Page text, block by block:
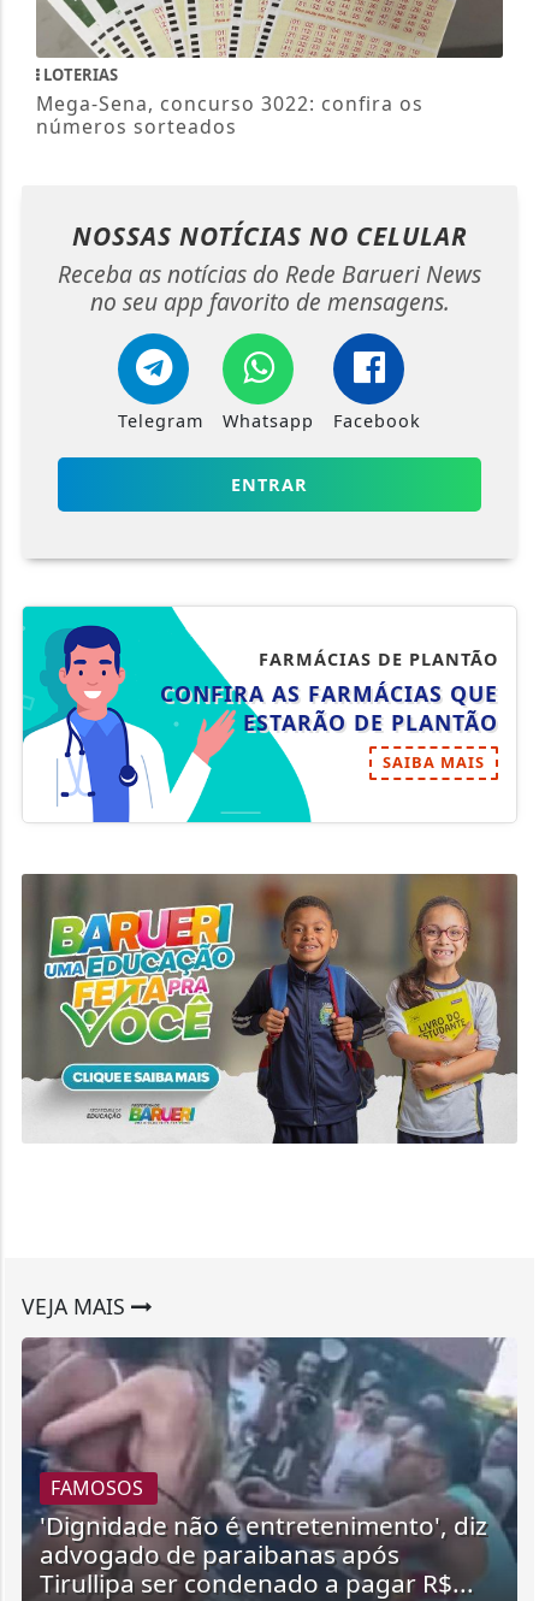
LOTERIAS
Mega-Sena, concurso 3022: confira os
números sorteados
NOSSAS NOTÍCIAS NO CELULAR
Receba as notícias do Rede Barueri News
no seu app favorito de mensagens.
Telegram Whatsapp Facebook
ENTRAR
FARMÁCIAS DE PLANTÃO
CONFIRA AS FARMÁCIAS QUE
ESTARÃO DE PLANTÃO
SAIBA MAIS
VEJA MAIS
FAMOSOS
'Dignidade não é entretenimento', diz
advogado de paraibanas após
Tirullipa ser condenado a pagar R$...